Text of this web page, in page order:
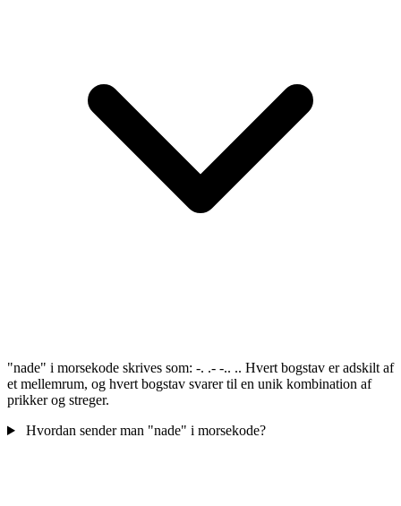
"nade" i morsekode skrives som: -. .- -.. .. Hvert bogstav er adskilt af
et mellemrum, og hvert bogstav svarer til en unik kombination af
prikker og streger.
Hvordan sender man "nade" i morsekode?